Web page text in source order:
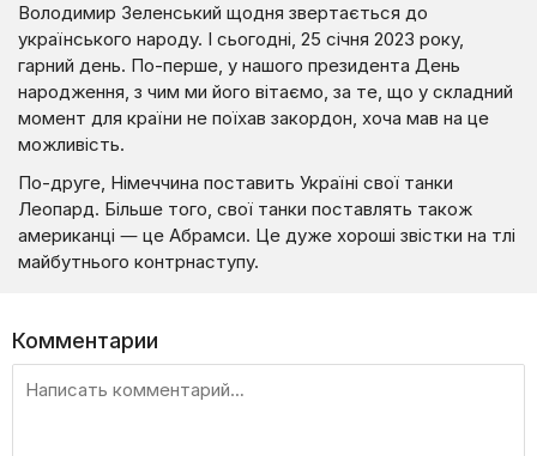
Володимир Зеленський щодня звертається до
українського народу. І сьогодні, 25 січня 2023 року,
гарний день. По-перше, у нашого президента День
народження, з чим ми його вітаємо, за те, що у складний
момент для країни не поїхав закордон, хоча мав на це
можливість.
По-друге, Німеччина поставить Україні свої танки
Леопард. Більше того, свої танки поставлять також
американці — це Абрамси. Це дуже хороші звістки на тлі
майбутнього контрнаступу.
Комментарии